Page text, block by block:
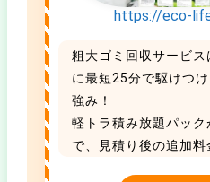
https://eco-
粗大ゴミ回収サービ
に最短25分で駆けつ
強み！
軽トラ積み放題パッ
で、見積り後の追加